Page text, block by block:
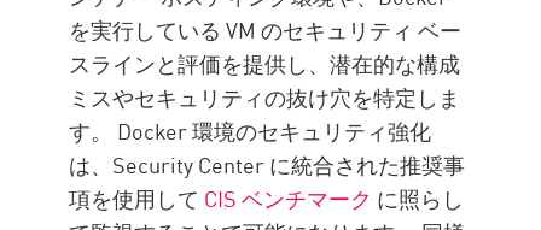
を実行している VM のセキュリティ ベー
スラインと評価を提供し、潜在的な構成
ミスやセキュリティの抜け穴を特定しま
す。 Docker 環境のセキュリティ強化
は、Security Center に統合された推奨事
項を使用して CIS ベンチマーク に照らし